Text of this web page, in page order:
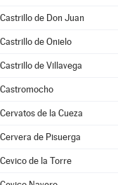
Castrillo de Don Juan
Castrillo de Onielo
Castrillo de Villavega
Castromocho
Cervatos de la Cueza
Cervera de Pisuerga
Cevico de la Torre